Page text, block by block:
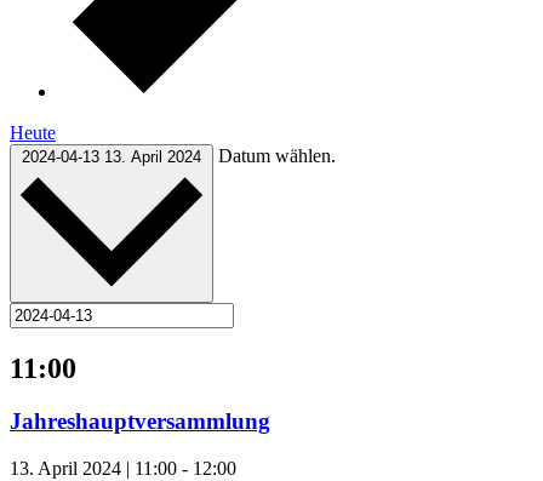
Heute
2024-04-13 13. April 2024 Datum wählen.
11:00
Jahreshauptversammlung
13. April 2024 | 11:00 - 12:00